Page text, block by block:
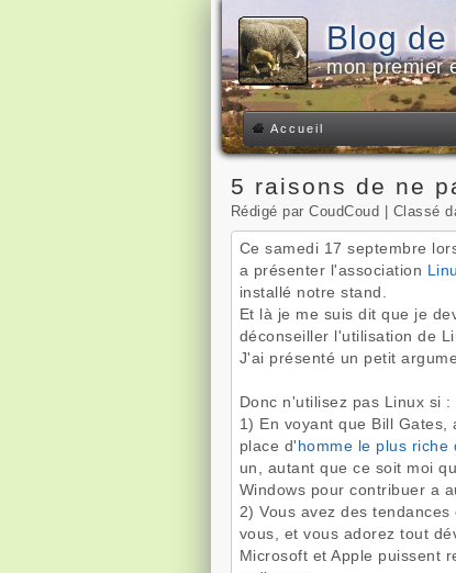
Blog
mon premier
Accueil
5 raisons de ne
Rédigé par CoudCoud | Classé
Ce samedi 17 septembre
a présenter l'association
installé notre stand.
Et là je me suis dit que je
déconseiller l'utilisation de
J'ai présenté un petit
Donc n'utilisez pas Linux si :
1) En voyant que Bill
place d'homme le plus riche
un, autant que ce soit moi
Windows pour contribuer a
2) Vous avez des
vous, et vous adorez tout
Microsoft et Apple puissent